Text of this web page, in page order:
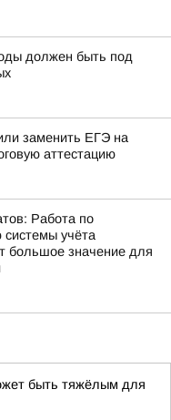
должен быть под
заменить ЕГЭ на
аттестацию
Работа по
учёта
большое значение для
быть тяжёлым для